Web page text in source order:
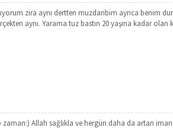
zira aynı dertten muzdaribim ayrıca benim
aynı. Yarama tuz bastın 20 yaşına kadar olan
Allah sağlıkla ve hergün daha da artan